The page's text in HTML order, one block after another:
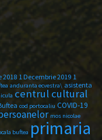
2018 1 Decembrie 2019 1
anduranta ecvestra\ asistenta
centrul cultural
cod portocaliu COVID-19
mos nicolae
buftea primaria